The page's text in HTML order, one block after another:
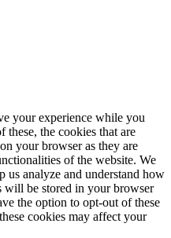
your experience while you
these, the cookies that are
your browser as they are
of the website. We
us analyze and understand how
will be stored in your browser
the option to opt-out of these
cookies may affect your